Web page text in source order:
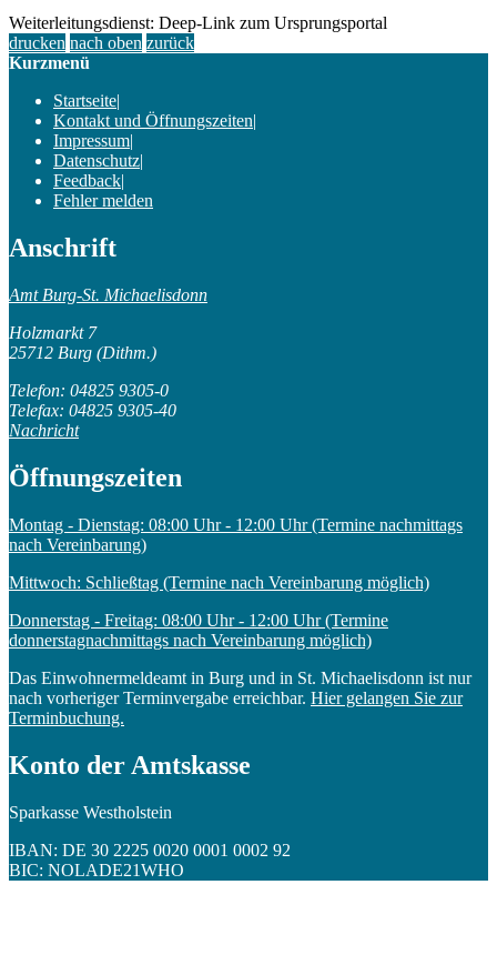
Weiterleitungsdienst: Deep-Link zum Ursprungsportal
drucken nach oben zurück
Kurzmenü
Startseite|
Kontakt und Öffnungszeiten|
Impressum|
Datenschutz|
Feedback|
Fehler melden
Anschrift
Amt Burg-St. Michaelisdonn
Holzmarkt 7
25712 Burg (Dithm.)
Telefon: 04825 9305-0
Telefax: 04825 9305-40
Nachricht
Öffnungszeiten
Montag - Dienstag: 08:00 Uhr - 12:00 Uhr (Termine nachmittags
nach Vereinbarung)
Mittwoch: Schließtag (Termine nach Vereinbarung möglich)
Donnerstag - Freitag: 08:00 Uhr - 12:00 Uhr (Termine
donnerstagnachmittags nach Vereinbarung möglich)
Das Einwohnermeldeamt in Burg und in St. Michaelisdonn ist nur
nach vorheriger Terminvergabe erreichbar. Hier gelangen Sie zur
Terminbuchung.
Konto der Amtskasse
Sparkasse Westholstein
IBAN: DE 30 2225 0020 0001 0002 92
BIC: NOLADE21WHO